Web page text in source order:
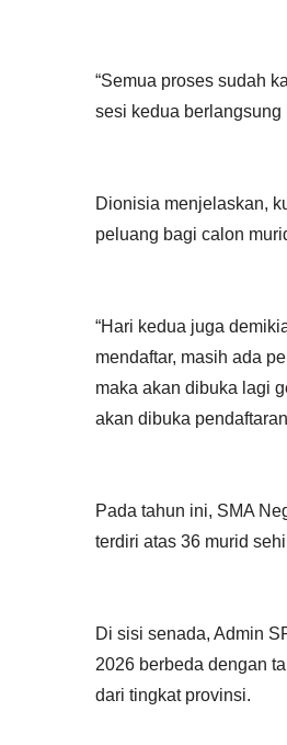
“Semua proses sudah
sesi kedua berlangsung
Dionisia menjelaskan,
peluang bagi calon
“Hari kedua juga
mendaftar, masih ada
maka akan dibuka lagi
akan dibuka
Pada tahun ini, SMA
terdiri atas 36 murid
Di sisi senada, Admin
2026 berbeda dengan
dari tingkat provinsi.